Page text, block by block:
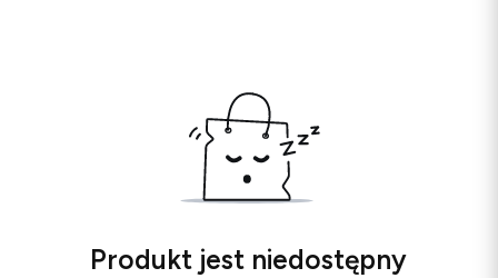
Produkt jest niedostępny